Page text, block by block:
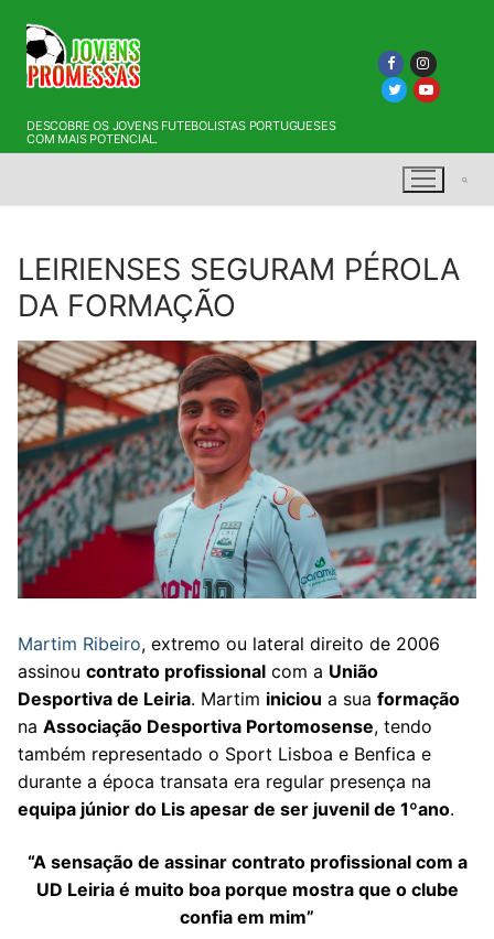
para
conteúdo
DESCOBRE OS JOVENS FUTEBOLISTAS PORTUGUESES
COM MAIS POTENCIAL.
Pesquisar por:
LEIRIENSES SEGURAM PÉROLA
DA FORMAÇÃO
Martim Ribeiro, extremo ou lateral direito de 2006
assinou contrato profissional com a União
Desportiva de Leiria. Martim iniciou a sua formação
na Associação Desportiva Portomosense, tendo
também representado o Sport Lisboa e Benfica e
durante a época transata era regular presença na
equipa júnior do Lis apesar de ser juvenil de 1ºano.
“A sensação de assinar contrato profissional com a
UD Leiria é muito boa porque mostra que o clube
confia em mim”